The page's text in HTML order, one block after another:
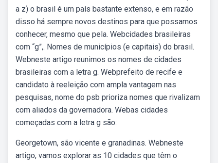
a z) o brasil é um país bastante extenso, e em razão
disso há sempre novos destinos para que possamos
conhecer, mesmo que pela. Webcidades brasileiras
com “g”,. Nomes de municípios (e capitais) do brasil.
Webneste artigo reunimos os nomes de cidades
brasileiras com a letra g. Webprefeito de recife e
candidato à reeleição com ampla vantagem nas
pesquisas, nome do psb prioriza nomes que rivalizam
com aliados da governadora. Webas cidades
começadas com a letra g são:
Georgetown, são vicente e granadinas. Webneste
artigo, vamos explorar as 10 cidades que têm o